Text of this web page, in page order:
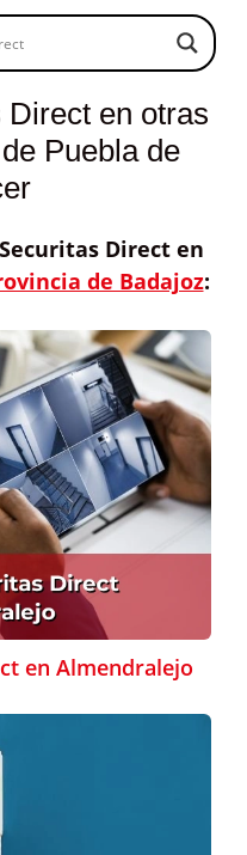
en otras
Puebla de
Direct en
de Badajoz:
en Almendralejo